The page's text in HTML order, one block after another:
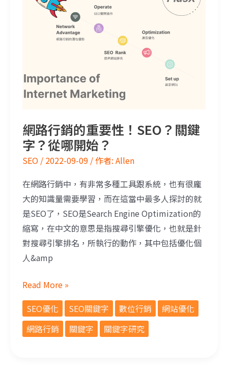
網路行銷的重要性！SEO？關鍵
字？從哪開始？
SEO / 2022-09-09 / 作者: Allen
在網路行銷中，有非常多種工具跟系統，也有很龐
大的知識量需要學習，而在這當中最多人探討的就
是SEO了，SEO是Search Engine Optimization的
縮寫，在中文的意思是指搜尋引擎優化，也就是針
對搜尋引擎排名，所執行的動作，其中包括優化個
人&amp
Read More »
SEO優化
SEO關鍵字 數位行銷
網站優化
網路行銷
關鍵字 關鍵字研究